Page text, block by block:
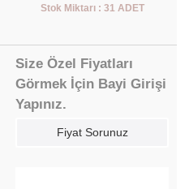
Stok Miktarı : 31 ADET
Size Özel Fiyatları
Görmek İçin Bayi Girişi
Yapınız.
Fiyat Sorunuz